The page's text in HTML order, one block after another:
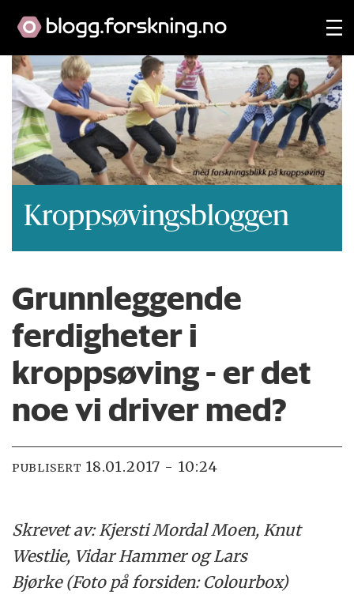
Kroppsøvingsbloggen
Grunnleggende
ferdigheter i
kroppsøving - er det
noe vi driver med?
PUBLISERT 18.01.2017 - 10:24
Skrevet av: Kjersti Mordal Moen, Knut
Westlie, Vidar Hammer og Lars
Bjørke (Foto på forsiden: Colourbox)